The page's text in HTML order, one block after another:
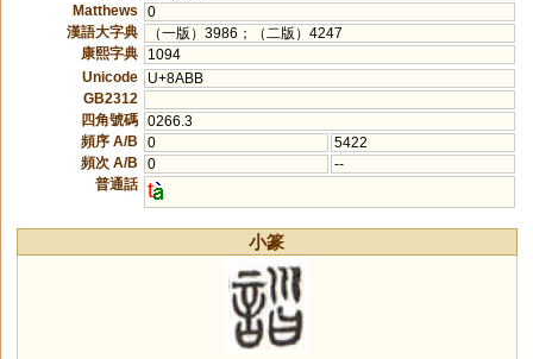
Matthews
0
漢語大字典
（一版）3986；（二版）4247
康熙字典
1094
Unicode
U+8ABB
GB2312
四角號碼 0266.3
頻序 A/B
0
5422
頻次 A/B
0
--
普通話 t
小篆